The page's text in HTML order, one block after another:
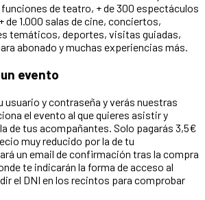
de teatro, + de 300 espectáculos
de 1.000 salas de cine, conciertos,
temáticos, deportes, visitas guiadas,
abonado y muchas experiencias más.
evento
usuario y contraseña y verás nuestras
el evento al que quieres asistir y
de tus acompañantes. Solo pagarás 3,5€
muy reducido por la de tu
un email de confirmación tras la compra
te indicarán la forma de acceso al
el DNI en los recintos para comprobar